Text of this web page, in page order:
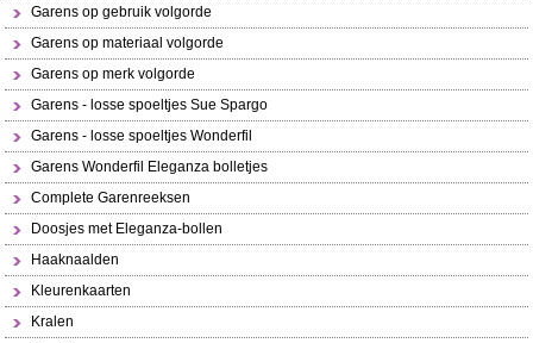
Garens op gebruik volgorde
Garens op materiaal volgorde
Garens op merk volgorde
Garens - losse spoeltjes Sue Spargo
Garens - losse spoeltjes Wonderfil
Garens Wonderfil Eleganza bolletjes
Complete Garenreeksen
Doosjes met Eleganza-bollen
Haaknaalden
Kleurenkaarten
Kralen